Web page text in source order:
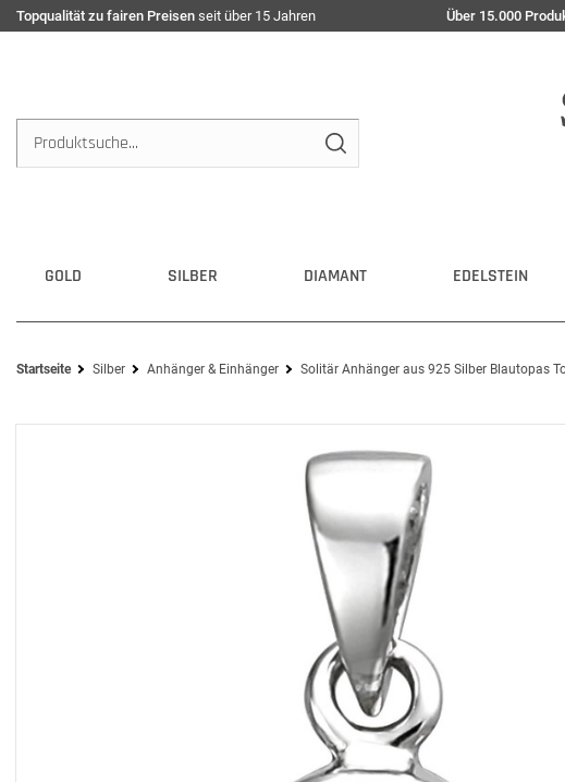
Topqualität zu fairen Preisen seit über 15 Jahren Über 15.000
GOLD SILBER DIAMANT EDELSTEIN
Startseite Silber Anhänger & Einhänger Solitär Anhänger aus 925 Silber Blautopas